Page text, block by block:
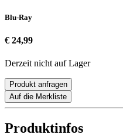
Blu-Ray
€ 24,99
Derzeit nicht auf Lager
Produkt anfragen
Auf die Merkliste
Produktinfos